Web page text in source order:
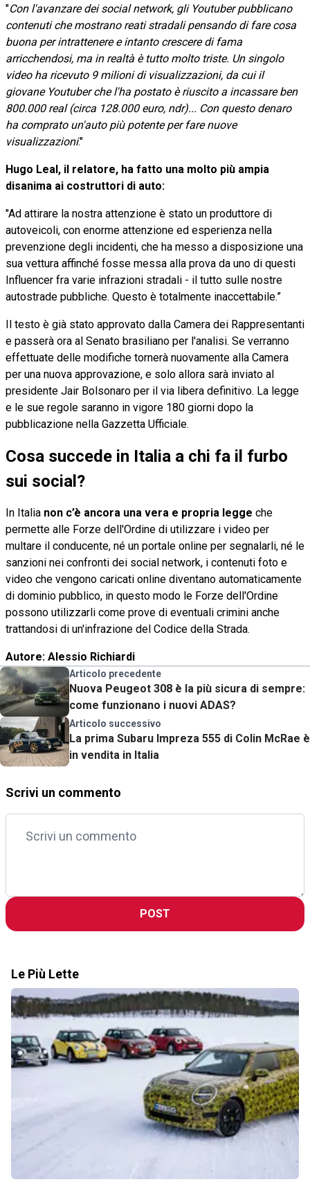
"Con l'avanzare dei social network, gli Youtuber pubblicano
contenuti che mostrano reati stradali pensando di fare cosa
buona per intrattenere e intanto crescere di fama
arricchendosi, ma in realtà è tutto molto triste. Un singolo
video ha ricevuto 9 milioni di visualizzazioni, da cui il
giovane Youtuber che l'ha postato è riuscito a incassare ben
800.000 real (circa 128.000 euro, ndr)... Con questo denaro
ha comprato un'auto più potente per fare nuove
visualizzazioni."
Hugo Leal, il relatore, ha fatto una molto più ampia
disanima ai costruttori di auto:
"Ad attirare la nostra attenzione è stato un produttore di
autoveicoli, con enorme attenzione ed esperienza nella
prevenzione degli incidenti, che ha messo a disposizione una
sua vettura affinché fosse messa alla prova da uno di questi
Influencer fra varie infrazioni stradali - il tutto sulle nostre
autostrade pubbliche. Questo è totalmente inaccettabile.”
Il testo è già stato approvato dalla Camera dei Rappresentanti
e passerà ora al Senato brasiliano per l'analisi. Se verranno
effettuate delle modifiche tornerà nuovamente alla Camera
per una nuova approvazione, e solo allora sarà inviato al
presidente Jair Bolsonaro per il via libera definitivo. La legge
e le sue regole saranno in vigore 180 giorni dopo la
pubblicazione nella Gazzetta Ufficiale.
Cosa succede in Italia a chi fa il furbo
sui social?
In Italia non c’è ancora una vera e propria legge che
permette alle Forze dell'Ordine di utilizzare i video per
multare il conducente, né un portale online per segnalarli, né le
sanzioni nei confronti dei social network, i contenuti foto e
video che vengono caricati online diventano automaticamente
di dominio pubblico, in questo modo le Forze dell'Ordine
possono utilizzarli come prove di eventuali crimini anche
trattandosi di un'infrazione del Codice della Strada.
Autore: Alessio Richiardi
Articolo precedente
Nuova Peugeot 308 è la più sicura di sempre:
come funzionano i nuovi ADAS?
Articolo successivo
La prima Subaru Impreza 555 di Colin McRae è
in vendita in Italia
Scrivi un commento
POST
Le Più Lette